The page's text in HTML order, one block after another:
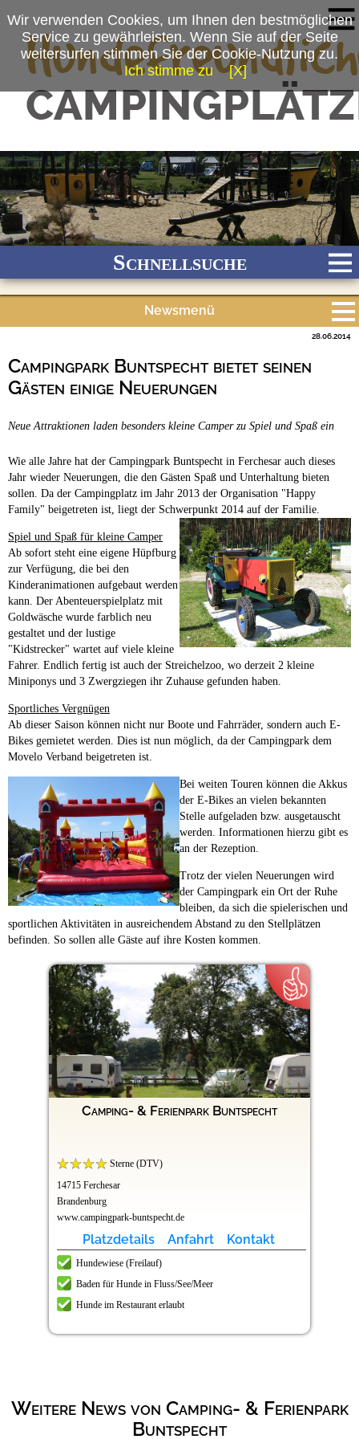
(c) Campingpark BuntspechtSchnellsuche
Ganzjährig geöffnet
Newsmenü
Campingplätze
Campingpark Buntspecht bietet seinen
Gästen einige Neuerungen
28.06.2014
Neue Attraktionen laden besonders kleine Camper zu Spiel und Spaß ein
Wie alle Jahre hat der Campingpark Buntspecht in Ferchesar auch dieses
Jahr wieder Neuerungen, die den Gästen Spaß und Unterhaltung bieten
sollen. Da der Campingplatz im Jahr 2013 der Organisation "Happy
Family" beigetreten ist, liegt der Schwerpunkt 2014 auf der Familie.
Spiel und Spaß für kleine Camper
Ab sofort steht eine eigene Hüpfburg
zur Verfügung, die bei den
Kinderanimationen aufgebaut werden
kann. Der Abenteuerspielplatz mit
Goldwäsche wurde farblich neu
gestaltet und der lustige
"Kidstrecker" wartet auf viele kleine
Fahrer. Endlich fertig ist auch der Streichelzoo, wo derzeit 2 kleine
Miniponys und 3 Zwergziegen ihr Zuhause gefunden haben.
Sportliches Vergnügen
Ab dieser Saison können nicht nur Boote und Fahrräder, sondern auch E-
Bikes gemietet werden. Dies ist nun möglich, da der Campingpark dem
Movelo Verband beigetreten ist.
Bei weiten Touren können die Akkus
der E-Bikes an vielen bekannten
Stelle aufgeladen bzw. ausgetauscht
werden. Informationen hierzu gibt es
an der Rezeption.
Trotz der vielen Neuerungen wird
der Campingpark ein Ort der Ruhe
bleiben, da sich die spielerischen und
sportlichen Aktivitäten in ausreichendem Abstand zu den Stellplätzen
befinden. So sollen alle Gäste auf ihre Kosten kommen.
Camping- & Ferienpark Buntspecht
Sterne (DTV)
14715 Ferchesar
Brandenburg
www.campingpark-buntspecht.de
Platzdetails Anfahrt Kontakt
Hundewiese (Freilauf)
Baden für Hunde in Fluss/See/Meer
Hunde im Restaurant erlaubt
Weitere News von Camping- & Ferienpark
Buntspecht
Wir verwenden Cookies, um Ihnen den bestmöglichen
Service zu gewährleisten. Wenn Sie auf der Seite
weitersurfen stimmen Sie der Cookie-Nutzung zu.
Ich stimme zu
[X]